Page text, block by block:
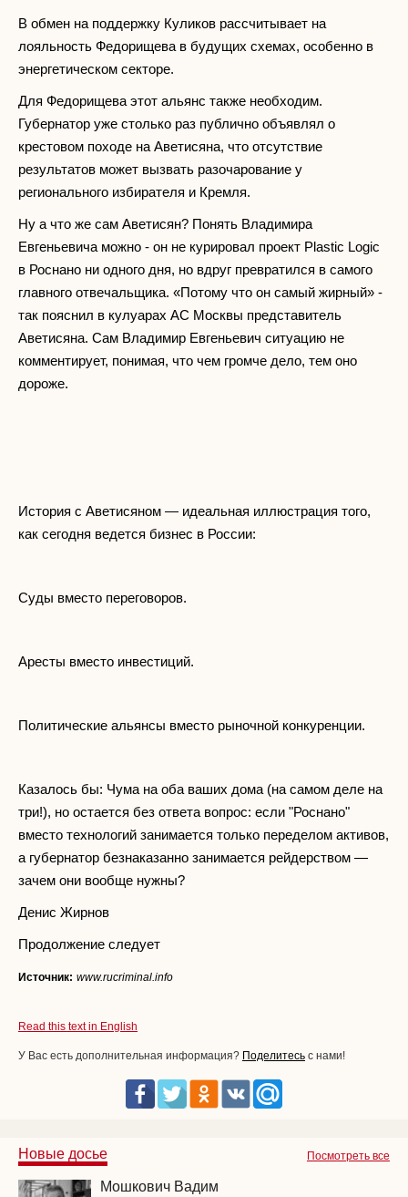
В обмен на поддержку Куликов рассчитывает на
лояльность Федорищева в будущих схемах, особенно в
энергетическом секторе.
Для Федорищева этот альянс также необходим.
Губернатор уже столько раз публично объявлял о
крестовом походе на Аветисяна, что отсутствие
результатов может вызвать разочарование у
регионального избирателя и Кремля.
Ну а что же сам Аветисян? Понять Владимира
Евгеньевича можно - он не курировал проект Plastic Logic
в Роснано ни одного дня, но вдруг превратился в самого
главного отвечальщика. «Потому что он самый жирный» -
так пояснил в кулуарах АС Москвы представитель
Аветисяна. Сам Владимир Евгеньевич ситуацию не
комментирует, понимая, что чем громче дело, тем оно
дороже.
История с Аветисяном — идеальная иллюстрация того,
как сегодня ведется бизнес в России:
Суды вместо переговоров.
Аресты вместо инвестиций.
Политические альянсы вместо рыночной конкуренции.
Казалось бы: Чума на оба ваших дома (на самом деле на
три!), но остается без ответа вопрос: если "Роснано"
вместо технологий занимается только переделом активов,
а губернатор безнаказанно занимается рейдерством —
зачем они вообще нужны?
Денис Жирнов
Продолжение следует
Источник: www.rucriminal.info
Read this text in English
У Вас есть дополнительная информация? Поделитесь с нами!
Посмотреть все
Новые досье
Мошкович Вадим